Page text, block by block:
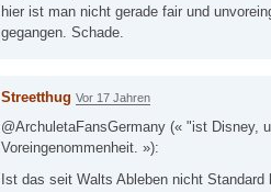
hier ist man nicht gerade fair und
gegangen. Schade.
Streetthug Vor 17 Jahren
@ArchuletaFansGermany (« "ist Disney,
Voreingenommenheit. »):
Ist das seit Walts Ableben nicht Standard